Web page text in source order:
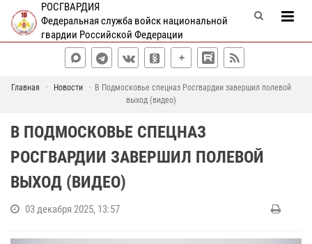
РОСГВАРДИЯ
Федеральная служба войск национальной
гвардии Российской Федерации
Главная Новости
В Подмосковье спецназ Росгвардии завершил полевой
выход (видео)
В ПОДМОСКОВЬЕ СПЕЦНАЗ
РОСГВАРДИИ ЗАВЕРШИЛ ПОЛЕВОЙ
ВЫХОД (ВИДЕО)
03 декабря 2025, 13:57